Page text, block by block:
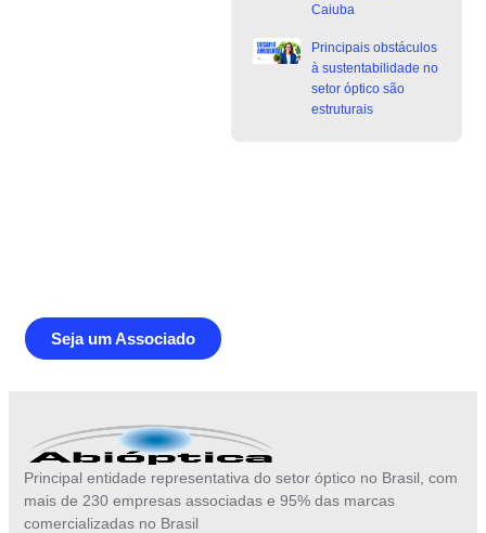
Caiuba
Principais obstáculos
à sustentabilidade no
setor óptico são
estruturais
Seja um Associado
Principal entidade representativa do setor óptico no Brasil, com
mais de 230 empresas associadas e 95% das marcas
comercializadas no Brasil